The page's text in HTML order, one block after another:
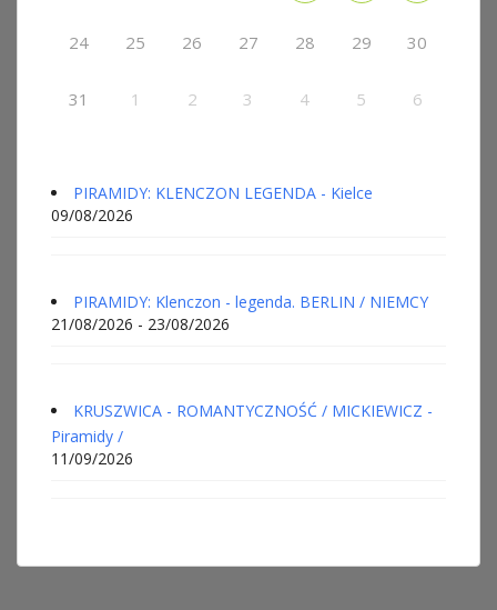
24 25 26 27 28 29 30
31 1 2 3 4 5 6
PIRAMIDY: KLENCZON LEGENDA - Kielce
09/08/2026
PIRAMIDY: Klenczon - legenda. BERLIN / NIEMCY
21/08/2026 - 23/08/2026
KRUSZWICA - ROMANTYCZNOŚĆ / MICKIEWICZ -
Piramidy /
11/09/2026